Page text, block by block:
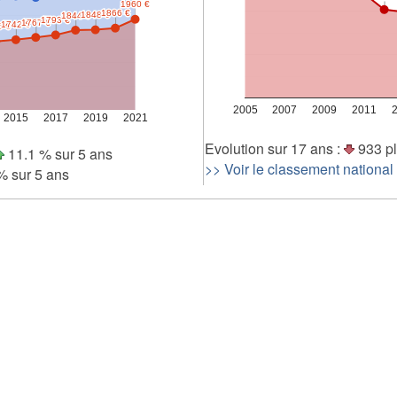
2015 2017 2019 2021
€
€
1742 €
1742 €1767 €
1767 €1793 €
1793 €1844 €
1844 €1848 €
1848 €1866 €
1866 €
1960 €
1960 €
11.1 % sur 5 ans
sur 5 ans
2005 2007 2009 2011
Evolution sur 17 ans :
933
>> Voir le classement national